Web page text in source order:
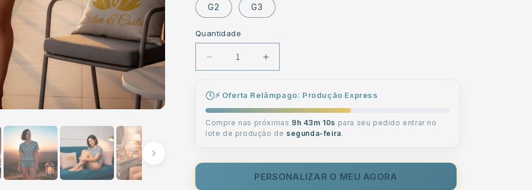
G2 G3
Quantidade
Diminuir
a
de
Pijama
Feminino
Personalizado
com
Aumentar
a
de
Pijama
Feminino
Personalizado
com
Fotos
⚡ Oferta Relâmpago: Produção Express
Compre nas próximas 9h 43m 09s para seu pedido entrar no
lote de produção de segunda-feira.
PERSONALIZAR O MEU AGORA